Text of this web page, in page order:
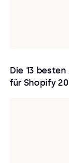
Die 13
für Shopify